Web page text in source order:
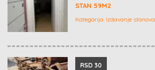
STAN 59M2
Kategorija: Izdavanje stanova
RSD 30